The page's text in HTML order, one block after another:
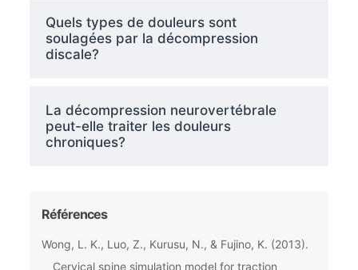
Quels types de douleurs sont
soulagées par la décompression
discale?
La décompression neurovertébrale
peut-elle traiter les douleurs
chroniques?
Références
Wong, L. K., Luo, Z., Kurusu, N., & Fujino, K. (2013).
Cervical spine simulation model for traction